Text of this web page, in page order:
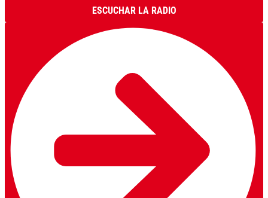
ESCUCHAR LA RADIO